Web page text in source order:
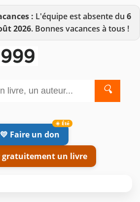
: L'équipe est absente du 6
2026. Bonnes vacances à tous !
🔍
💛 Faire un don
gratuitement un livre